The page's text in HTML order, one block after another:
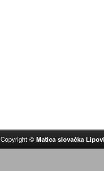
Copyright ©Matica slovačka